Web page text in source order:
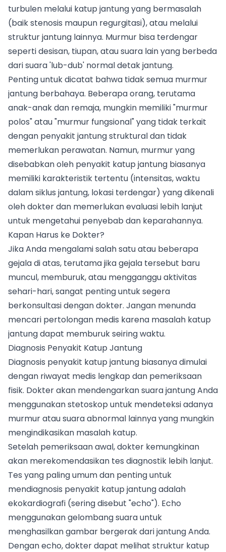
turbulen melalui katup jantung yang bermasalah
(baik stenosis maupun regurgitasi), atau melalui
struktur jantung lainnya. Murmur bisa terdengar
seperti desisan, tiupan, atau suara lain yang berbeda
dari suara 'lub-dub' normal detak jantung.
Penting untuk dicatat bahwa tidak semua murmur
jantung berbahaya. Beberapa orang, terutama
anak-anak dan remaja, mungkin memiliki "murmur
polos" atau "murmur fungsional" yang tidak terkait
dengan penyakit jantung struktural dan tidak
memerlukan perawatan. Namun, murmur yang
disebabkan oleh penyakit katup jantung biasanya
memiliki karakteristik tertentu (intensitas, waktu
dalam siklus jantung, lokasi terdengar) yang dikenali
oleh dokter dan memerlukan evaluasi lebih lanjut
untuk mengetahui penyebab dan keparahannya.
Kapan Harus ke Dokter?
Jika Anda mengalami salah satu atau beberapa
gejala di atas, terutama jika gejala tersebut baru
muncul, memburuk, atau mengganggu aktivitas
sehari-hari, sangat penting untuk segera
berkonsultasi dengan dokter. Jangan menunda
mencari pertolongan medis karena masalah katup
jantung dapat memburuk seiring waktu.
Diagnosis Penyakit Katup Jantung
Diagnosis penyakit katup jantung biasanya dimulai
dengan riwayat medis lengkap dan pemeriksaan
fisik. Dokter akan mendengarkan suara jantung Anda
menggunakan stetoskop untuk mendeteksi adanya
murmur atau suara abnormal lainnya yang mungkin
mengindikasikan masalah katup.
Setelah pemeriksaan awal, dokter kemungkinan
akan merekomendasikan tes diagnostik lebih lanjut.
Tes yang paling umum dan penting untuk
mendiagnosis penyakit katup jantung adalah
ekokardiografi (sering disebut "echo"). Echo
menggunakan gelombang suara untuk
menghasilkan gambar bergerak dari jantung Anda.
Dengan echo, dokter dapat melihat struktur katup